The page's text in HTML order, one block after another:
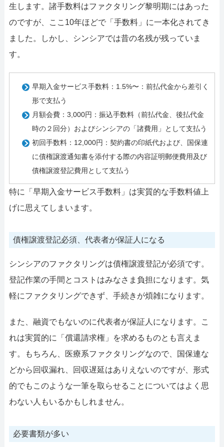
生します。諸手数料はファクタリング黎明期にはあった
のですが、ここ10年ほどで「手数料」に一本化されてき
ました。しかし、シンシアでは昔の名残が残っていま
す。
早期入金サービス手数料：1.5%〜：前払代金から差引く
形で支払う
月額会費：3,000円：振込手数料（前払代金、後払代金
時の２回分）およびシンシアの「諸費用」として支払う
初回手数料：12,000円：契約書の印紙代および、国保連
に債権譲渡通知書を添付する際の内容証明郵便費用及び
債権譲渡登記費用として支払う
特に「早期入金サービス手数料」は実質的な手数料値上
げに思えてしまいます。
債権譲渡登記必須、代表者が保証人になる
シンシアのファクタリングは債権譲渡登記が必須です。
登記作業の手間とコストはみなさま負担になります。気
軽にファクタリングできず、手続きが煩雑になります。
また、融資でもないのに代表者が保証人になります。こ
れは実質的に「償還請求権」を求めるものとも言えま
す。もちろん、医療系ファクタリングなので、国保連な
どから回収漏れ、回収遅延はありえないのですが、形式
的でもこのような一筆を取らせることについてはよく思
わない人もいるかもしれません。
必要書類が多い